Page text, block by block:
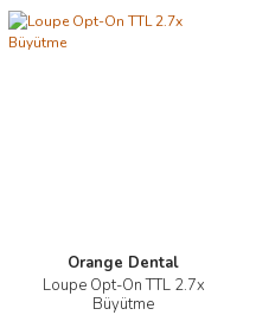
Orange Dental
Loupe Opt-On TTL 2.7x
Büyütme